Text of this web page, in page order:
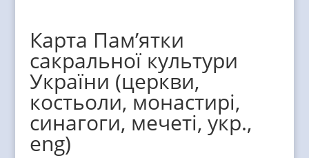
Карта Пам’ятки
сакральної культури
України (церкви,
костьоли, монастирі,
синагоги, мечеті, укр.,
eng)